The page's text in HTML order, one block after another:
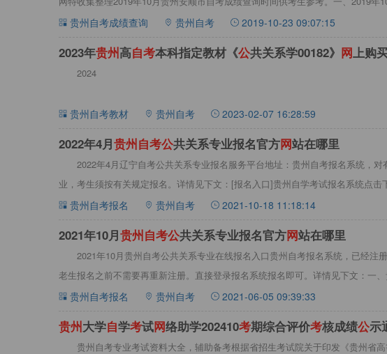
贵州自考成绩查询 贵州自考 2019-10-23 09:07:15
2023年贵州高自考本科指定教材《公共关系学00182》 网上购
2024
贵州自考教材 贵州自考 2023-02-07 16:28:59
2022年4月贵州自考公共关系专业报名官方网站在哪里
2022年4月辽宁自考公共关系专业报名服务平台地址：贵州自考报名系统，对
业，考生须按有关规定报名。详情见下文：[报名入口]贵州自学考试报名系统点击
州 贵州自考报名 贵州自考 2021-10-18 11:18:14
2021年10月贵州自考公共关系专业报名官方网站在哪里
2021年10月贵州自考公共关系专业在线报名入口贵州自考报名系统，已经注
老生报名之前不需要再重新注册。直接登录报名系统报名即可。详情见下文：一
专 贵州自考报名 贵州自考 2021-06-05 09:39:33
贵州大学自学考试网络助学202410考期综合评价考核成绩公示
贵州自考专业考试资料大全，辅助备考根据省招生考试院关于印发《贵州省